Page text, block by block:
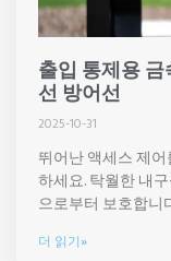
출입 통제용
선 방어선
2025-10-31
뛰어난 액세스 제
하세요. 탁월한 내
으로부터 보호합니
더 읽기»